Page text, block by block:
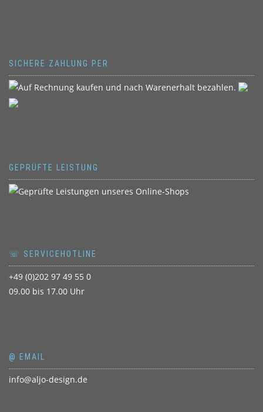
SICHERE ZAHLUNG PER
GEPRÜFTE LEISTUNG
☏ SERVICEHOTLINE
+49 (0)202 97 49 55 0
09.00 bis 17.00 Uhr
@ EMAIL
info@aljo-design.de